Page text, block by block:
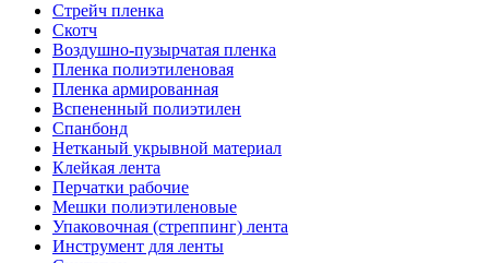
Стрейч пленка
Скотч
Воздушно-пузырчатая пленка
Пленка полиэтиленовая
Пленка армированная
Вспененный полиэтилен
Спанбонд
Нетканый укрывной материал
Клейкая лента
Перчатки рабочие
Мешки полиэтиленовые
Упаковочная (стреппинг) лента
Инструмент для ленты